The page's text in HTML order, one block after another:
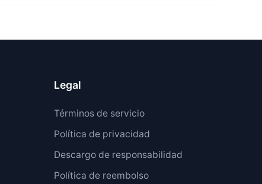
Legal
Términos de servicio
Política de privacidad
Descargo de responsabilidad
Política de reembolso